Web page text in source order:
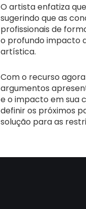
O artista enfatiza
sugerindo que as
profissionais de
o profundo impacto
artística.
Com o recurso
argumentos
e o impacto em sua
definir os próximos
solução para as